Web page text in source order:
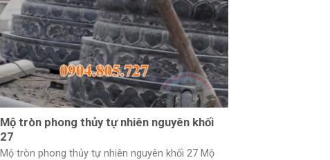
Mộ tròn phong thủy tự nhiên nguyên khối
27
Mộ tròn phong thủy tự nhiên nguyên khối 27 Mộ